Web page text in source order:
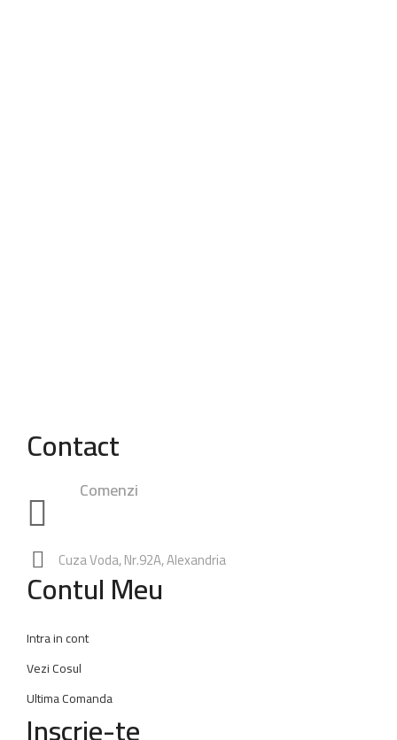
Contact
Comenzi
Cuza Voda, Nr.92A, Alexandria
Contul Meu
Intra in cont
Vezi Cosul
Ultima Comanda